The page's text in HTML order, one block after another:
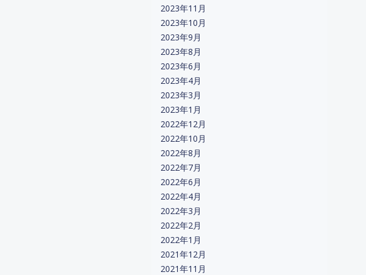
2023年11月
2023年10月
2023年9月
2023年8月
2023年6月
2023年4月
2023年3月
2023年1月
2022年12月
2022年10月
2022年8月
2022年7月
2022年6月
2022年4月
2022年3月
2022年2月
2022年1月
2021年12月
2021年11月